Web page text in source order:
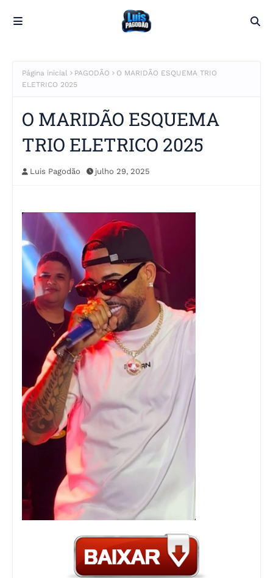
Página inicial PAGODÃO
O MARIDÃO ESQUEMA TRIO
ELETRICO 2025
O MARIDÃO ESQUEMA
TRIO ELETRICO 2025
Luis Pagodão julho 29, 2025